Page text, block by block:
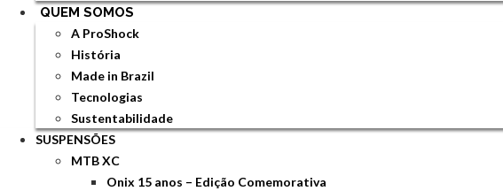
QUEM SOMOS
A ProShock
História
Made in Brazil
Tecnologias
Sustentabilidade
SUSPENSÕES
MTB XC
Onix 15 anos – Edição Comemorativa